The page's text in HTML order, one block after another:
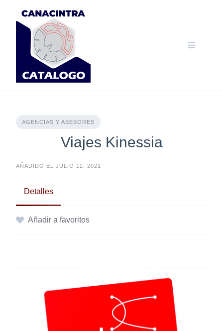
AGENCIAS Y ASESORES
Viajes Kinessia
AÑADIDO EL JULIO 12, 2021
Detalles
Añadir a favoritos